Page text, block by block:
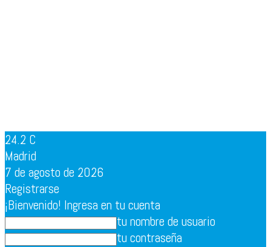
24.2 C
Madrid
7 de agosto de 2026
Registrarse
¡Bienvenido! Ingresa en tu cuenta
tu nombre de usuario
tu contraseña